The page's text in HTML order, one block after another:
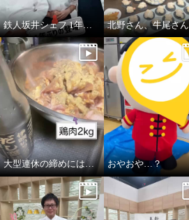
鉄人坂井シェフ 1年ぶりの登場です！
大型連休の締めには… おやおや…？